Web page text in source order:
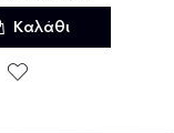
Καλάθι